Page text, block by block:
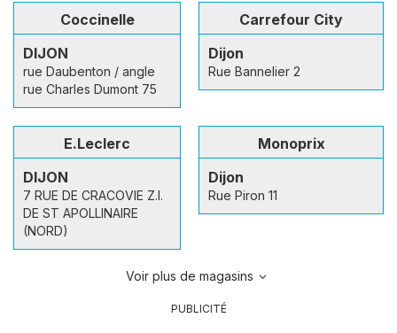
Coccinelle
DIJON
rue Daubenton / angle
rue Charles Dumont 75
Carrefour City
Dijon
Rue Bannelier 2
E.Leclerc
DIJON
7 RUE DE CRACOVIE Z.I.
DE ST APOLLINAIRE
(NORD)
Monoprix
Dijon
Rue Piron 11
Voir plus de magasins
PUBLICITÉ